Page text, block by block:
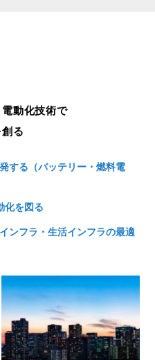
動化技術で
る
する（バッテリー・燃料電
化を図る
ンフラ・生活インフラの最適